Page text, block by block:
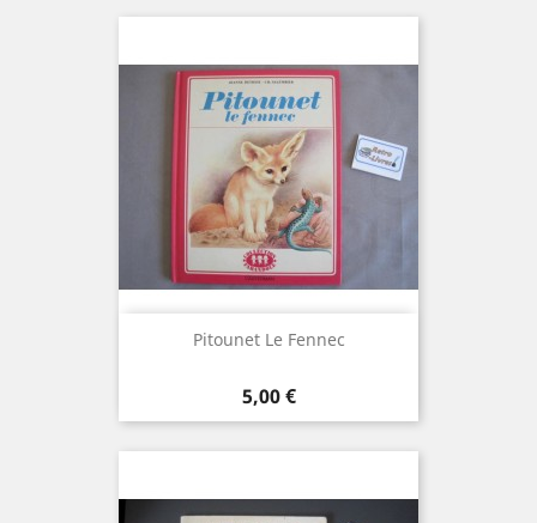
Pitounet Le Fennec
Prix
5,00 €